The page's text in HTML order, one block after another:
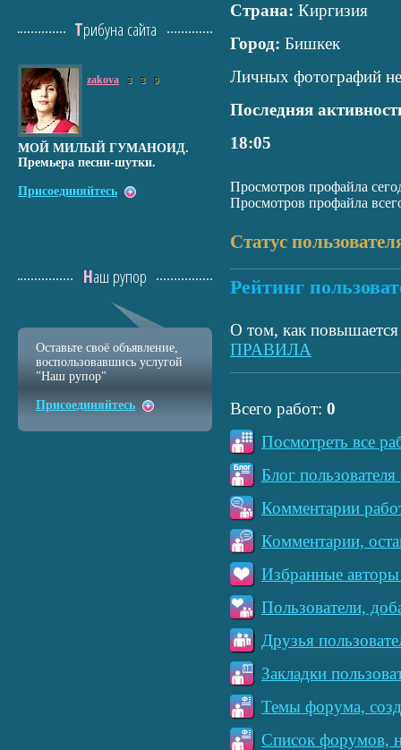
Страна: Киргизия
Город: Бишкек
Личных фотографий
Последняя
18:05
Просмотров профайла
Просмотров профайла
Статус
Рейтинг
О том, как повышается
ПРАВИЛА
Всего работ: 0
Посмотреть все
Блог
Комментарии
Комментарии,
Избранные авторы
Пользователи,
Друзья
Закладки
Темы форума,
Список форумов,
Трибуна сайта
zakova 3 3 9
МОЙ МИЛЫЙ ГУМАНОИД.
Премьера песни-шутки.
Присоединяйтесь
Наш рупор
Оставьте своё объявление,
воспользовавшись услугой
"Наш рупор"
Присоединяйтесь